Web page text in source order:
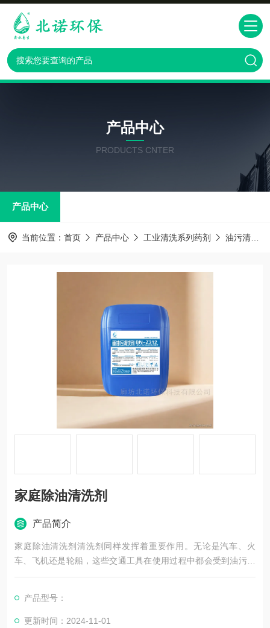
产品中心
PRODUCTS CNTER
产品中心
当前位置： 首页 产品中心 工业清洗系列药剂 油污清洗剂
家庭除油清洗剂
产品简介
家庭除油清洗剂清洗剂同样发挥着重要作用。无论是汽车、火
车、飞机还是轮船，这些交通工具在使用过程中都会受到油污的
侵扰。特别是汽车发动机舱、车轮等部位，更是油污的重灾区。
整洁和美观。此外，在港口码头等交通设施中，重油污清洗剂也
被广泛应用于清洗地面和设备的油污，确保交通环境的安全和顺
产品型号：
更新时间：2024-11-01